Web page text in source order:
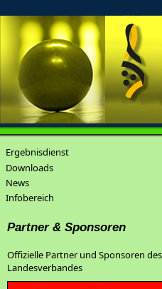
Ergebnisdienst
Downloads
News
Infobereich
Partner & Sponsoren
Offizielle Partner und Sponsoren des
Landesverbandes